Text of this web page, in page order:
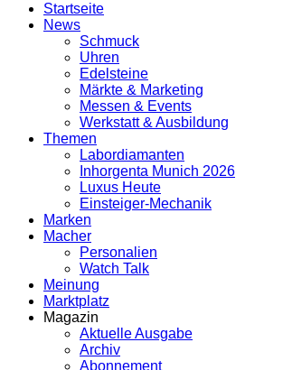
Startseite
News
Schmuck
Uhren
Edelsteine
Märkte & Marketing
Messen & Events
Werkstatt & Ausbildung
Themen
Labordiamanten
Inhorgenta Munich 2026
Luxus Heute
Einsteiger-Mechanik
Marken
Macher
Personalien
Watch Talk
Meinung
Marktplatz
Magazin
Aktuelle Ausgabe
Archiv
Abonnement